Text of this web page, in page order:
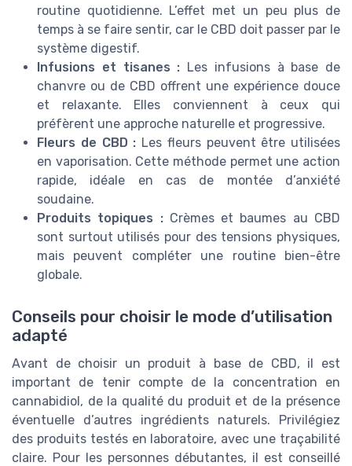
routine quotidienne. L’effet met un peu plus de
temps à se faire sentir, car le CBD doit passer par le
système digestif.
Infusions et tisanes : Les infusions à base de
chanvre ou de CBD offrent une expérience douce
et relaxante. Elles conviennent à ceux qui
préfèrent une approche naturelle et progressive.
Fleurs de CBD : Les fleurs peuvent être utilisées
en vaporisation. Cette méthode permet une action
rapide, idéale en cas de montée d’anxiété
soudaine.
Produits topiques :Crèmes et baumes au CBD
sont surtout utilisés pour des tensions physiques,
mais peuvent compléter une routine bien-être
globale.
Conseils pour choisir le mode d’utilisation
adapté
Avant de choisir un produit à base de CBD, il est
important de tenir compte de la concentration en
cannabidiol, de la qualité du produit et de la présence
éventuelle d’autres ingrédients naturels. Privilégiez
des produits testés en laboratoire, avec une traçabilité
claire. Pour les personnes débutantes, il est conseillé